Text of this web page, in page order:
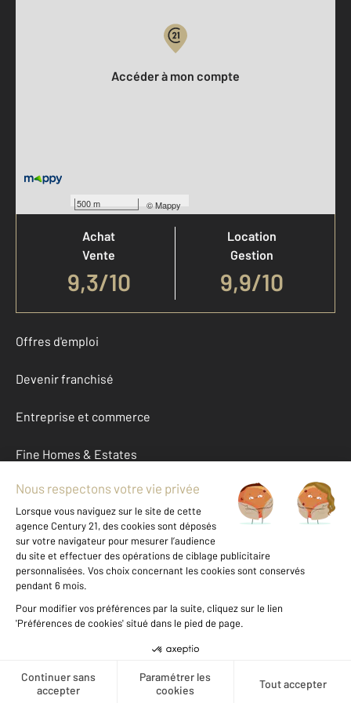
Créer une alerte
500 m ©Mappy
Accéder à mon compte
Votre agence est notée
Achat
Vente
9,3/10
Location
Gestion
9,9/10
Offres d'emploi
Devenir franchisé
Entreprise et commerce
Fine Homes & Estates
À propos
International
Nous contacter
Données personnelles
Gestionnaire des cookies